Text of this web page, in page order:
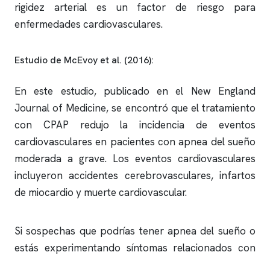
rigidez arterial es un factor de riesgo para
enfermedades cardiovasculares.
Estudio de McEvoy et al. (2016):
En este estudio, publicado en el New England
Journal of Medicine, se encontró que el tratamiento
con CPAP redujo la incidencia de eventos
cardiovasculares en pacientes conapnea del sueño
moderada a grave. Los eventos cardiovasculares
incluyeron accidentes cerebrovasculares, infartos
de miocardio y muerte cardiovascular.
Si sospechas que podrías tener apnea del sueño o
estás experimentando síntomas relacionados con